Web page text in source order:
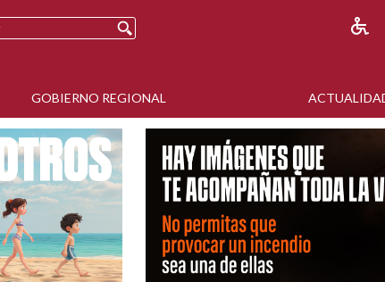
GOBIERNO REGIONAL